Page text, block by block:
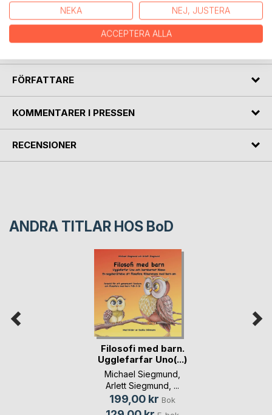
upptäcktsresa i barnens tankevärld.
Mycket roligt och en hel del intressanta tankar är
garanterade - inte bara för barnen!
FÖRFATTARE
KOMMENTARER I PRESSEN
RECENSIONER
ANDRA TITLAR HOS BoD
Filosofi med barn.
Ugglefarfar Uno(...)
Michael Siegmund
Arlett Siegmund , ...
199,00 kr Bok
NEKA NEJ, JUSTERA
ACCEPTERA ALLA